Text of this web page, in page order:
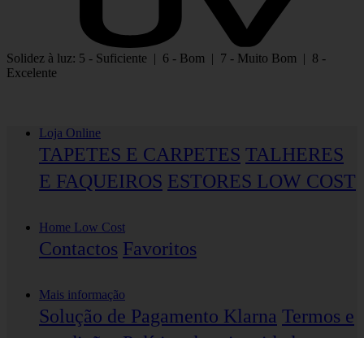
Solidez à luz: 5 - Suficiente | 6 - Bom | 7 - Muito Bom | 8 -
Excelente
Loja Online
TAPETES E CARPETES TALHERES
E FAQUEIROS ESTORES LOW COST
Home Low Cost
Contactos Favoritos
Mais informação
Solução de Pagamento Klarna Termos e